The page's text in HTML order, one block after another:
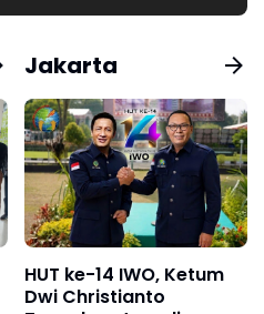
Jakarta
HUT ke-14 IWO, Ketum
Dwi Christianto